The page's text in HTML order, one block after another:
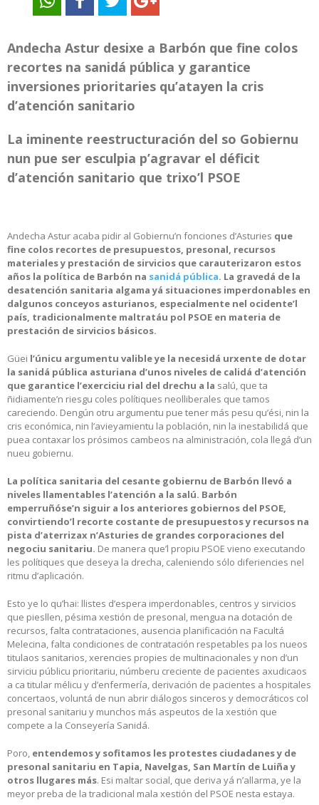
Andecha Astur desixe a Barbón que fine colos
recortes na sanidá pública y garantice
inversiones prioritaries qu’atayen la cris
d’atención sanitario
La iminente reestructuración del so Gobiernu
nun pue ser esculpia p’agravar el déficit
d’atención sanitario que trixo’l PSOE
Andecha Astur acaba pidir al Gobiernu’n fonciones d’Asturies que
fine colos recortes de presupuestos, presonal, recursos
materiales y prestación de sirvicios que carauterizaron estos
años la política de Barbón na sanidá pública. La gravedá de la
desatención sanitaria algama yá situaciones imperdonables en
dalgunos conceyos asturianos, especialmente nel ocidente’l
país, tradicionalmente maltratáu pol PSOE en materia de
prestación de sirvicios básicos.
Güei l’únicu argumentu valible ye la necesidá urxente de dotar
la sanidá pública asturiana d’unos niveles de calidá d’atención
que garantice l’exerciciu rial del drechu a la salú, que ta
ñidiamente’n riesgu coles polítiques neolliberales que tamos
careciendo. Dengún otru argumentu pue tener más pesu qu’ési, nin la
cris económica, nin l’avieyamientu la población, nin la inestabilidá que
puea contaxar los prósimos cambeos na alministración, cola llegá d’un
nueu gobiernu.
La política sanitaria del cesante gobiernu de Barbón llevó a
niveles llamentables l’atención a la salú. Barbón
emperruñóse’n siguir a los anteriores gobiernos del PSOE,
convirtiendo’l recorte costante de presupuestos y recursos na
pista d’aterrizax n’Asturies de grandes corporaciones del
negociu sanitariu. De manera que’l propiu PSOE vieno executando
les polítiques que deseya la drecha, caleniendo sólo diferiencies nel
ritmu d’aplicación.
Esto ye lo qu’hai: llistes d’espera imperdonables, centros y sirvicios
que piesllen, pésima xestión de presonal, mengua na dotación de
recursos, falta contrataciones, ausencia planificación na Facultá
Melecina, falta condiciones de contratación respetables pa los nueos
titulaos sanitarios, xerencies propies de multinacionales y non d’un
sirviciu públicu prioritariu, númberu creciente de pacientes axudicaos
a ca titular mélicu y d’enfermería, derivación de pacientes a hospitales
concertaos, voluntá de nun abrir diálogos sinceros y democráticos col
presonal sanitariu y munchos más aspeutos de la xestión que
compete a la Conseyería Sanidá.
Poro, entendemos y sofitamos les protestes ciudadanes y de
presonal sanitariu en Tapia, Navelgas, San Martín de Luiña y
otros llugares más. Esi maltar social, que deriva yá n’allarma, ye la
meyor preba de la tradicional mala xestión del PSOE nesta estaya.